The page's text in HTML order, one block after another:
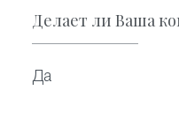
Делает ли Ваша
Да